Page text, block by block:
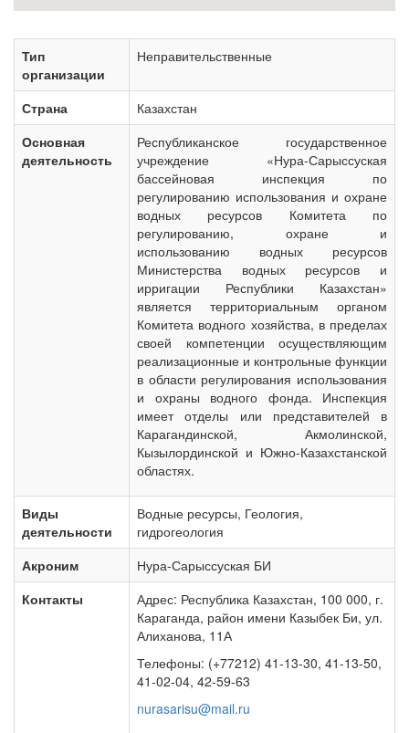
Тип
организации
Неправительственные
Страна
Казахстан
Основная
деятельность
Республиканское государственное
учреждение «Нура-Сарыссуская
бассейновая инспекция по
регулированию использования и охране
водных ресурсов Комитета по
регулированию, охране и
использованию водных ресурсов
Министерства водных ресурсов и
ирригации Республики Казахстан»
является территориальным органом
Комитета водного хозяйства, в пределах
своей компетенции осуществляющим
реализационные и контрольные функции
в области регулирования использования
и охраны водного фонда. Инспекция
имеет отделы или представителей в
Карагандинской, Акмолинской,
Кызылординской и Южно-Казахстанской
областях.
Виды
деятельности
Водные ресурсы, Геология,
гидрогеология
Акроним
Нура-Сарыссуская БИ
Контакты
Адрес: Республика Казахстан, 100 000, г.
Караганда, район имени Казыбек Би, ул.
Алиханова, 11А
Телефоны: (+77212) 41-13-30, 41-13-50,
41-02-04, 42-59-63
nurasarisu@mail.ru